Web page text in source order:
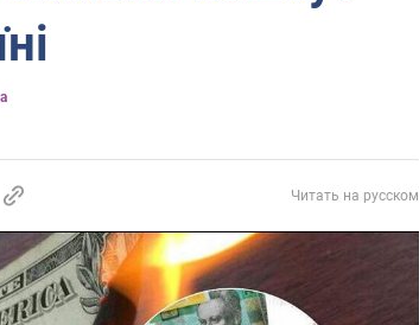
Читать на русском